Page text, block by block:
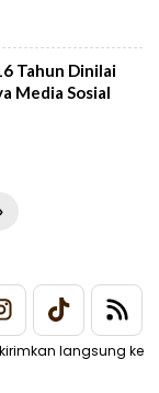
Tahun Dinilai
Media Sosial
langsung ke